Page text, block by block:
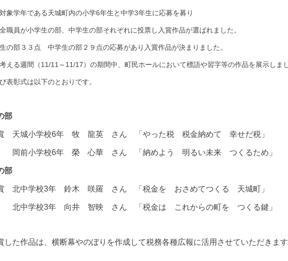
象学年である天城町内の小学6年生と中学3年生に応募を募り
職員が小学生の部、中学生の部それぞれに投票し入賞作品が選ばれました。
の部３３点 中学生の部２９点の応募があり入賞作品が決まりました。
える週間（11/11～11/17）の期間中、町民ホールにおいて標語や習字等の作品を展示しまし
表彰式は以下のとおりです。
部
天城小学校6年 牧 龍英 さん 「やった税 税金納めて 幸せだ税」
前小学校6年 榮 心華 さん 「納めよう 明るい未来 つくるため」
部
北中学校3年 鈴木 咲羅 さん 「税金を おさめてつくる 天城町」
中学校3年 向井 智映 さん 「税金は これからの町を つくる鍵」
た作品は、横断幕やのぼりを作成して税務各種広報に活用させていただきます